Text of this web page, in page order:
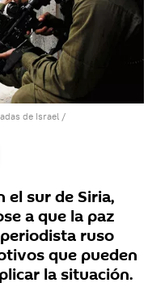
de Israel /
el sur de Siria,
a que la paz
ruso
que pueden
la situación.